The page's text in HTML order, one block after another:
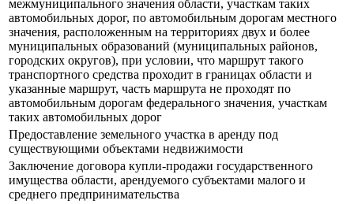
межмуниципального значения области, участкам таких
автомобильных дорог, по автомобильным дорогам местного
значения, расположенным на территориях двух и более
муниципальных образований (муниципальных районов,
городских округов), при условии, что маршрут такого
транспортного средства проходит в границах области и
указанные маршрут, часть маршрута не проходят по
автомобильным дорогам федерального значения, участкам
таких автомобильных дорог
Предоставление земельного участка в аренду под
существующими объектами недвижимости
Заключение договора купли-продажи государственного
имущества области, арендуемого субъектами малого и
среднего предпринимательства